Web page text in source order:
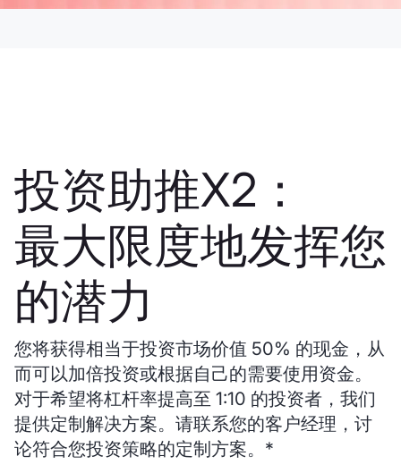
投资助推X2：
最大限度地发挥您
的潜力
您将获得相当于投资市场价值 50% 的现金，从
而可以加倍投资或根据自己的需要使用资金。
对于希望将杠杆率提高至 1:10 的投资者，我们
提供定制解决方案。请联系您的客户经理，讨
论符合您投资策略的定制方案。*